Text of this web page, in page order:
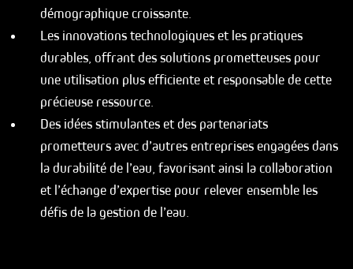
démographique croissante.
Les innovations technologiques et les pratiques
durables, offrant des solutions prometteuses pour
une utilisation plus efficiente et responsable de cette
précieuse ressource.
Des idées stimulantes et des partenariats
prometteurs avec d’autres entreprises engagées dans
la durabilité de l’eau, favorisant ainsi la collaboration
et l’échange d’expertise pour relever ensemble les
défis de la gestion de l’eau.